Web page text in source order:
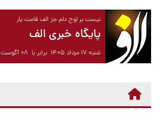
نیست بر لوح دلم جز الف قامت یار
پایگاه خبری الف
شنبه ۱۷ مرداد ۱۴۰۵ برابر با ۰۸ آگوست ۲۰۲۶